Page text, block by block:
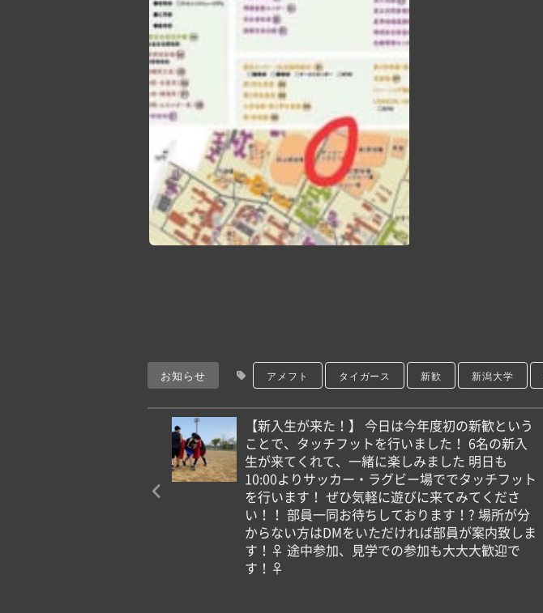
お知らせ アメフト タイガース 新歓 新潟大学
【新入生が来た！】 今日は今年度初の新歓という
ことで、タッチフットを行いました！ 6名の新入
生が来てくれて、一緒に楽しみました 明日も
10:00よりサッカー・ラグビー場ででタッチフット
を行います！ ぜひ気軽に遊びに来てみてくださ
い！！ 部員一同お待ちしております！? 場所が分
からない方はDMをいただければ部員が案内致しま
す！‍♀️ 途中参加、見学での参加も大大大歓迎で
す！‍♀️